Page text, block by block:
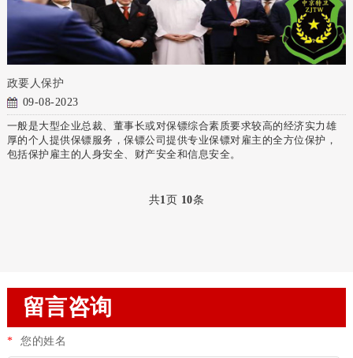
政要人保护
09-08-2023
一般是大型企业总裁、董事长或对保镖综合素质要求较高的经济实力雄
厚的个人提供保镖服务，保镖公司提供专业保镖对雇主的全方位保护，
包括保护雇主的人身安全、财产安全和信息安全。
共1页 10条
留言咨询
* 您的姓名